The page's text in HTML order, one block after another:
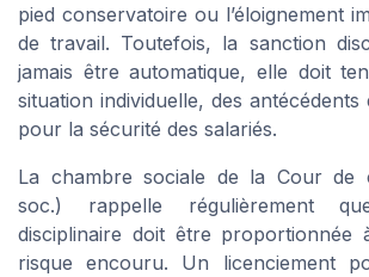
pied conservatoire ou l’éloignement
de travail. Toutefois, la sanction
jamais être automatique, elle doit
situation individuelle, des
pour la sécurité des salariés.
La chambre sociale de la Cour de
soc.) rappelle régulièrement
disciplinaire doit être
risque encouru. Un licenciement